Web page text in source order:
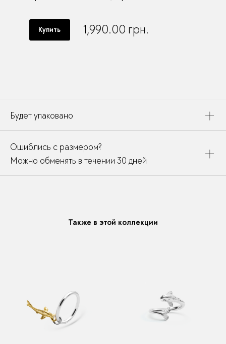
Купить 1,990.00 грн.
Будет упаковано
дополнено открыткой, паспортом украшения и
собрано в подарочный пакет
Ошиблись с размером?
Можно обменять в течении 30 дней
Также в этой коллекции